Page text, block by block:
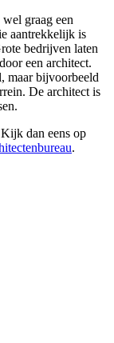
graag een
aantrekkelijk is
bedrijven laten
een architect.
maar bijvoorbeeld
De architect is
dan eens op
.